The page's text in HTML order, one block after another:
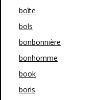
boîte
bols
bonbonnière
bonhomme
book
boris